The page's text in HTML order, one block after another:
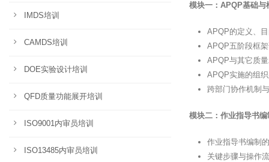
模块一：APQP基础与
APQP的定义、
APQP五阶段框
APQP与其它质
APQP实施的组
跨部门协作机制
模块二：作业指导书
作业指导书编制
关键步骤与操作
IMDS培训
CAMDS培训
DOE实验设计培训
QFD质量功能展开培训
ISO9001内审员培训
ISO13485内审员培训